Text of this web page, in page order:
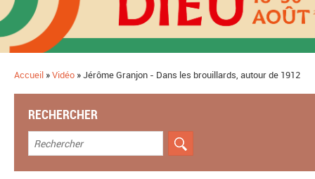
Accueil »Vidéo »Jérôme Granjon - Dans les brouillards, autour de 1912
RECHERCHER